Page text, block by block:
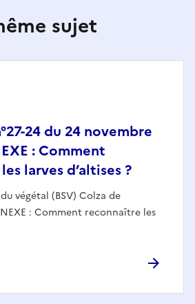
sujet
24 du 24 novembre
: Comment
larves d’altises ?
végétal (BSV) Colza de
: Comment reconnaître les